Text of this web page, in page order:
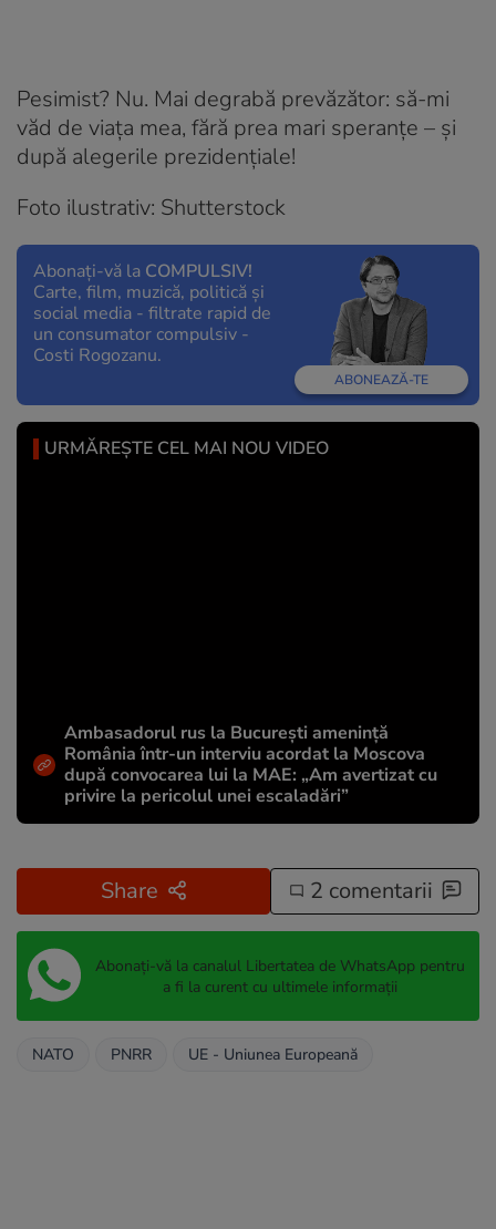
Pesimist? Nu. Mai degrabă prevăzător: să-mi
văd de viața mea, fără prea mari speranțe – și
după alegerile prezidențiale!
Foto ilustrativ: Shutterstock
Abonați-vă la COMPULSIV!
Carte, film, muzică, politică și
social media - filtrate rapid de
un consumator compulsiv -
Costi Rogozanu.
ABONEAZĂ-TE
URMĂREȘTE CEL MAI NOU VIDEO
Ambasadorul rus la București amenință
România într-un interviu acordat la Moscova
după convocarea lui la MAE: „Am avertizat cu
privire la pericolul unei escaladări”
Share 2 comentarii
Abonați-vă la canalul Libertatea de WhatsApp pentru
a fi la curent cu ultimele informații
NATO PNRR UE - Uniunea Europeană